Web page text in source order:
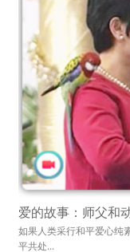
爱的故事：师父和
如果人类采行和平爱心纯
平共处...